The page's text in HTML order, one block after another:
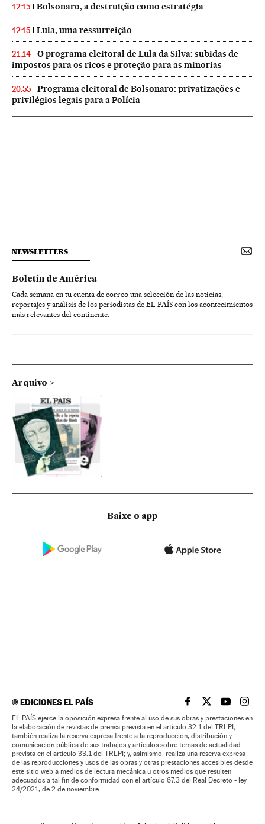
12:15 Bolsonaro, a destruição como estratégia
12:15 Lula, uma ressurreição
21:14
O programa eleitoral de Lula da Silva: subidas de
impostos para os ricos e proteção para as minorias
20:55
Programa eleitoral de Bolsonaro: privatizações e
privilégios legais para a Polícia
NEWSLETTERS
Boletín de América
Cada semana en tu cuenta de correo una selección de las noticias,
reportajes y análisis de los periodistas de EL PAÍS con los acontecimientos
más relevantes del continente.
Arquivo
Baixe o app
©EDICIONES EL PAÍS EL PAÍS BRASIL EN
EL PAÍSEL PAÍS
EL
EL PAÍS ejerce la oposición expresa frente al uso de sus obras y prestaciones en
la elaboración de revistas de prensa prevista en el artículo 32.1 del TRLPI;
también realiza la reserva expresa frente a la reproducción, distribución y
comunicación pública de sus trabajos y artículos sobre temas de actualidad
prevista en el artículo 33.1 del TRLPI; y, asimismo, realiza una reserva expresa
de las reproducciones y usos de las obras y otras prestaciones accesibles desde
este sitio web a medios de lectura mecánica u otros medios que resulten
adecuados a tal fin de conformidad con el artículo 67.3 del Real Decreto - ley
24/2021, de 2 de noviembre